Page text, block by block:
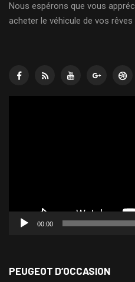
Nous espérons que vous
acheter le véhicule de vos
00:00
PEUGEOT D’OCCASION